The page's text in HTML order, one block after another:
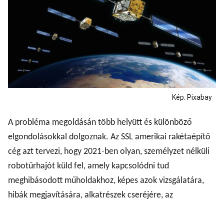
Kép: Pixabay
A probléma megoldásán több helyütt és különböző
elgondolásokkal dolgoznak. Az SSL amerikai rakétaépítő
cég azt tervezi, hogy 2021-ben olyan, személyzet nélküli
robotűrhajót küld fel, amely kapcsolódni tud
meghibásodott műholdakhoz, képes azok vizsgálatára,
hibák megjavítására, alkatrészek cseréjére, az